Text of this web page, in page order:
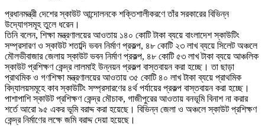
প্রধানমন্ত্রী দেশের স্কাউট আন্দোলনকে শক্তিশালীকরণে তাঁর সরকারের বিভিন্ন
উদ্যোগসমূহ তুলে ধরেন।
তিনি বলেন, শিক্ষা মন্ত্রণালয়ের আওতায় ১৪০ কোটি টাকা ব্যয়ে বাংলাদেশ স্কাউটিং
সম্প্রসারণ ও স্কাউট শতাব্দি ভবন নির্মাণ প্রকল্প, ৪৮ কোটি ২৩ লাখ ব্যয়ে সিলেট অঞ্চলে
মৌলভীবাজার জেলায় স্কাউট ভবন নির্মাণ প্রকল্প, ৪৮ কোটি ৫৩ লাখ টাকা ব্যয়ে আঞ্চলিক
স্কাউট প্রশিক্ষণ কেন্দ্র লালমাই উন্নয়ন প্রকল্প বাস্তবায়ন করা হচ্ছে। তা ছাড়া
প্রাথমিক ও গণশিক্ষা মন্ত্রণালয়ের আওতায় ৩৫ কোটি ৪০ লাখ টাকা ব্যয়ে প্রাথমিক
বিদ্যালয়সমূহে কাব স্কাউটিং সম্প্রসারণের ৪র্থ পর্যায়ের প্রকল্প বাস্তবায়ন করা হচ্ছে।
পাশাপাশি স্কাউট প্রশিক্ষণ কেন্দ্র মৌচাক, গাজীপুরের আওতায় বনভূমি বিনাশ না করার
শর্তে আরো ৯৫ একর ভূমি বরাদ্দ করা হয়েছে। বিভিন্ন জেলা ও অঞ্চলে স্কাউট প্রশিক্ষণ
কেন্দ্র নির্মাণের লক্ষে জমি বরাদ্দ দেয়া হয়েছে।